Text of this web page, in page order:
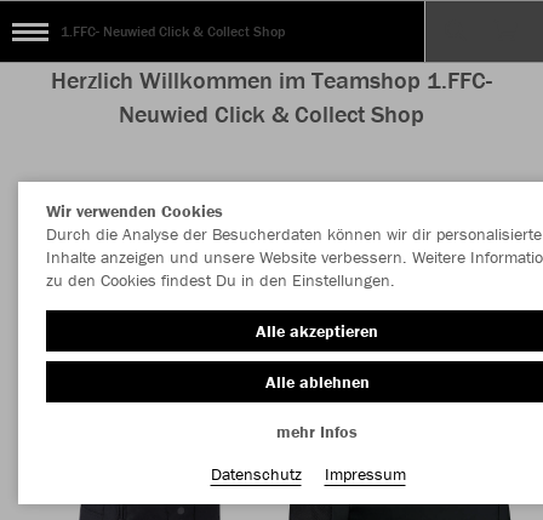
1.FFC- Neuwied Click & Collect Shop
Herzlich Willkommen im Teamshop 1.FFC-
Neuwied Click & Collect Shop
Farbe
Wir verwenden Cookies
Durch die Analyse der Besucherdaten können wir dir personalisierte
Inhalte anzeigen und unsere Website verbessern. Weitere
zu den Cookies findest Du in den Einstellungen.
Alle akzeptieren
Alle ablehnen
mehr Infos
Datenschutz
Impressum